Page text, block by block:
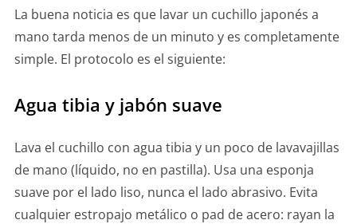
La buena noticia es que lavar un cuchillo japonés a
mano tarda menos de un minuto y es completamente
simple. El protocolo es el siguiente:
Agua tibia y jabón suave
Lava el cuchillo con agua tibia y un poco de lavavajillas
de mano (líquido, no en pastilla). Usa una esponja
suave por el lado liso, nunca el lado abrasivo. Evita
cualquier estropajo metálico o pad de acero: rayan la